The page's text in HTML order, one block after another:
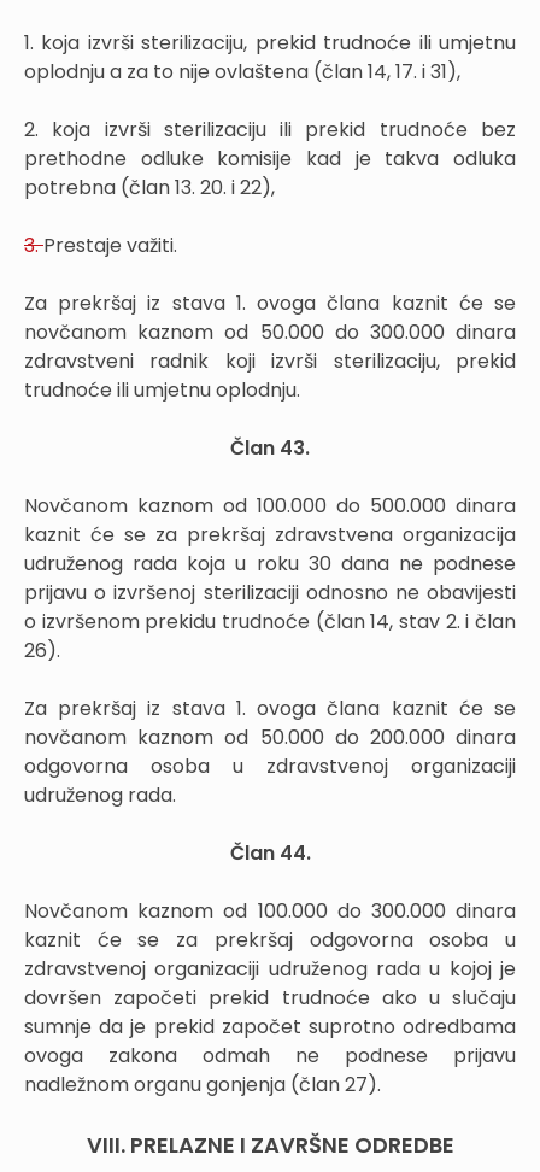
1. koja izvrši sterilizaciju, prekid trudnoće ili umjetnu
oplodnju a za to nije ovlaštena (član 14, 17. i 31),
2. koja izvrši sterilizaciju ili prekid trudnoće bez
prethodne odluke komisije kad je takva odluka
potrebna (član 13. 20. i 22),
3.Prestaje važiti.
Za prekršaj iz stava 1. ovoga člana kaznit će se
novčanom kaznom od 50.000 do 300.000 dinara
zdravstveni radnik koji izvrši sterilizaciju, prekid
trudnoće ili umjetnu oplodnju.
Član 43.
Novčanom kaznom od 100.000 do 500.000 dinara
kaznit će se za prekršaj zdravstvena organizacija
udruženog rada koja u roku 30 dana ne podnese
prijavu o izvršenoj sterilizaciji odnosno ne obavijesti
o izvršenom prekidu trudnoće (član 14, stav 2. i član
26).
Za prekršaj iz stava 1. ovoga člana kaznit će se
novčanom kaznom od 50.000 do 200.000 dinara
odgovorna osoba u zdravstvenoj organizaciji
udruženog rada.
Član 44.
Novčanom kaznom od 100.000 do 300.000 dinara
kaznit će se za prekršaj odgovorna osoba u
zdravstvenoj organizaciji udruženog rada u kojoj je
dovršen započeti prekid trudnoće ako u slučaju
sumnje da je prekid započet suprotno odredbama
ovoga zakona odmah ne podnese prijavu
nadležnom organu gonjenja (član 27).
VIII. PRELAZNE I ZAVRŠNE ODREDBE